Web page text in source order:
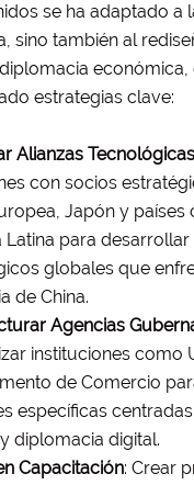
se ha adaptado a
sino también al
económica,
estrategias clave:
Alianzas Tecnológicas
con socios
Japón y países
Latina para desarrollar
globales que
de China.
Agencias
instituciones como
de Comercio
específicas
diplomacia digital.
Capacitación: Crear